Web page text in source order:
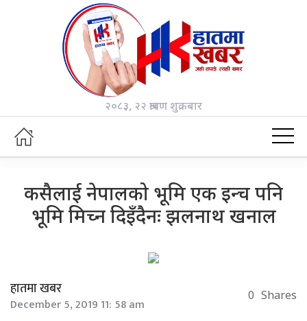
२०८३, २२ श्रावण शुक्रबार
कसैलाई नेपालको भूमि एक इन्च पनि
भूमि मिच्न दिइँदैनः झलनाथ खनाल
हातमा खबर
December 5, 2019 11: 58 am 0 Shares